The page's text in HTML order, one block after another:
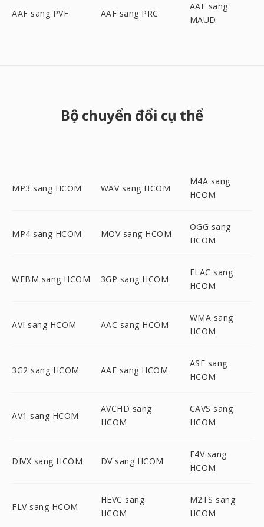
AAF sang PVF AAF sang PRC
AAF sang
MAUD
Bộ chuyển đổi cụ thể
MP3 sang HCOM WAV sang HCOM
M4A sang
HCOM
MP4 sang HCOM MOV sang HCOM
OGG sang
HCOM
WEBM sang HCOM 3GP sang HCOM
FLAC sang
HCOM
AVI sang HCOM AAC sang HCOM
WMA sang
HCOM
3G2 sang HCOM AAF sang HCOM
ASF sang
HCOM
AV1 sang HCOM
AVCHD sang
HCOM
CAVS sang
HCOM
DIVX sang HCOM DV sang HCOM
F4V sang
HCOM
FLV sang HCOM
HEVC sang
HCOM
M2TS sang
HCOM